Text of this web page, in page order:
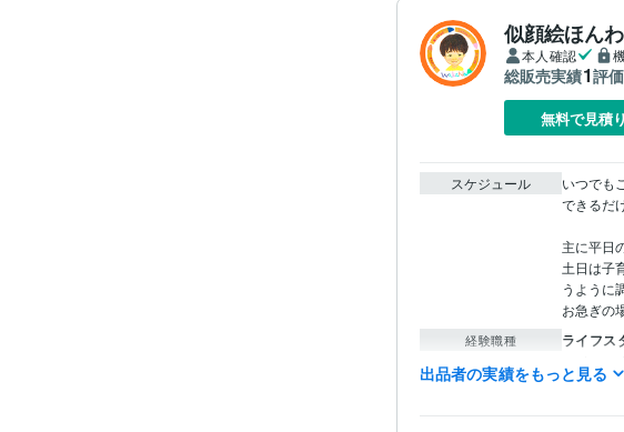
似顔絵ほん
本人確認
総販売実績1評価
無料で見積
スケジュール
いつでも
できるだ
主に平日
土日は子
うように
お急ぎの
経験職種
ライフス
ライフ
出品者の実績をもっと見る